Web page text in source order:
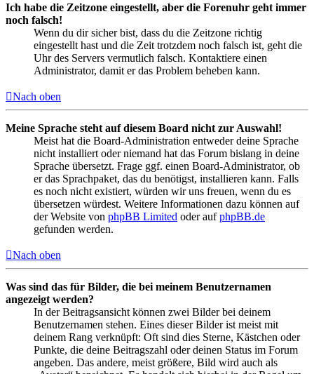
Ich habe die Zeitzone eingestellt, aber die Forenuhr geht immer
noch falsch!
Wenn du dir sicher bist, dass du die Zeitzone richtig
eingestellt hast und die Zeit trotzdem noch falsch ist, geht die
Uhr des Servers vermutlich falsch. Kontaktiere einen
Administrator, damit er das Problem beheben kann.
Nach oben
Meine Sprache steht auf diesem Board nicht zur Auswahl!
Meist hat die Board-Administration entweder deine Sprache
nicht installiert oder niemand hat das Forum bislang in deine
Sprache übersetzt. Frage ggf. einen Board-Administrator, ob
er das Sprachpaket, das du benötigst, installieren kann. Falls
es noch nicht existiert, würden wir uns freuen, wenn du es
übersetzen würdest. Weitere Informationen dazu können auf
der Website von phpBB Limited oder aufphpBB.de
gefunden werden.
Nach oben
Was sind das für Bilder, die bei meinem Benutzernamen
angezeigt werden?
In der Beitragsansicht können zwei Bilder bei deinem
Benutzernamen stehen. Eines dieser Bilder ist meist mit
deinem Rang verknüpft: Oft sind dies Sterne, Kästchen oder
Punkte, die deine Beitragszahl oder deinen Status im Forum
angeben. Das andere, meist größere, Bild wird auch als